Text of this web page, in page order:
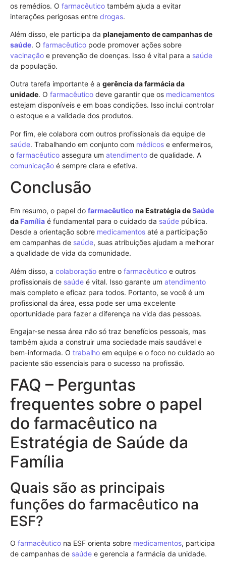
os remédios. O farmacêutico também ajuda a evitar
interações perigosas entre drogas.
Além disso, ele participa da planejamento de campanhas de
saúde. O farmacêutico pode promover ações sobre
vacinação e prevenção de doenças. Isso é vital para a saúde
da população.
Outra tarefa importante é a gerência da farmácia da
unidade. O farmacêutico deve garantir que os medicamentos
estejam disponíveis e em boas condições. Isso inclui controlar
o estoque e a validade dos produtos.
Por fim, ele colabora com outros profissionais da equipe de
saúde. Trabalhando em conjunto com médicos e enfermeiros,
o farmacêutico assegura um atendimento de qualidade. A
comunicação é sempre clara e efetiva.
Conclusão
Em resumo, o papel do farmacêutico na Estratégia deSaúde
da Família é fundamental para o cuidado da saúde pública.
Desde a orientação sobre medicamentos até a participação
em campanhas de saúde, suas atribuições ajudam a melhorar
a qualidade de vida da comunidade.
Além disso, a colaboração entre o farmacêutico e outros
profissionais de saúde é vital. Isso garante um atendimento
mais completo e eficaz para todos. Portanto, se você é um
profissional da área, essa pode ser uma excelente
oportunidade para fazer a diferença na vida das pessoas.
Engajar-se nessa área não só traz benefícios pessoais, mas
também ajuda a construir uma sociedade mais saudável e
bem-informada. O trabalho em equipe e o foco no cuidado ao
paciente são essenciais para o sucesso na profissão.
FAQ – Perguntas
frequentes sobre o papel
do farmacêutico na
Estratégia de Saúde da
Família
Quais são as principais
funções do farmacêutico na
ESF?
O farmacêutico na ESF orienta sobre medicamentos, participa
de campanhas de saúde e gerencia a farmácia da unidade.